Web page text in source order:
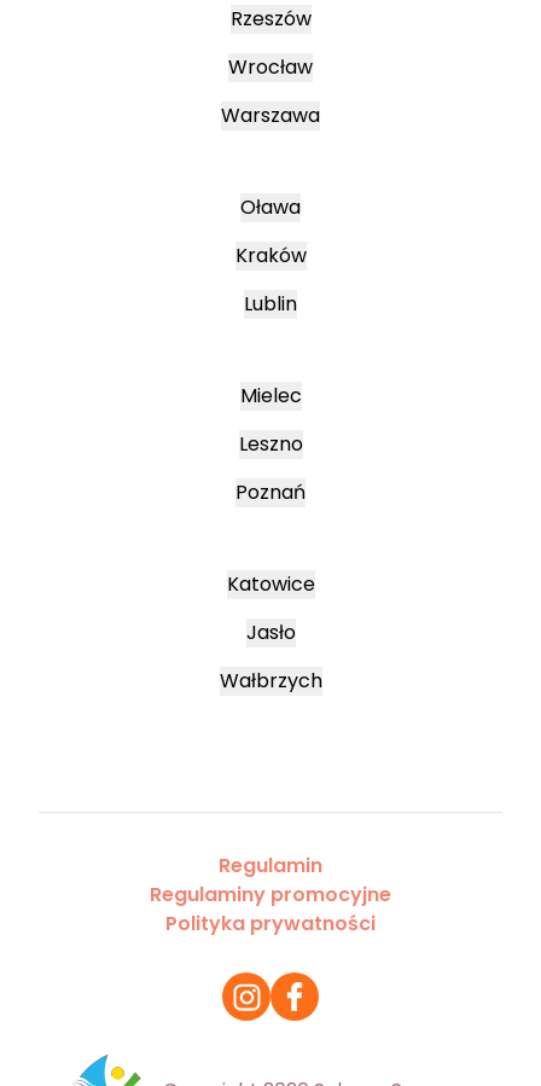
Rzeszów
Wrocław
Warszawa
Oława
Kraków
Lublin
Mielec
Leszno
Poznań
Katowice
Jasło
Wałbrzych
Regulamin
Regulaminy promocyjne
Polityka prywatności